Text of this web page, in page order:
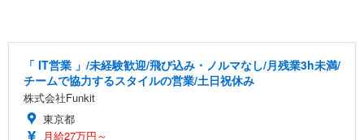
「 IT営業 」/未経験歓迎/飛び込み・ノルマなし/月残業3h未満/
チームで協力するスタイルの営業/土日祝休み
株式会社Funkit
東京都
月給27万円～